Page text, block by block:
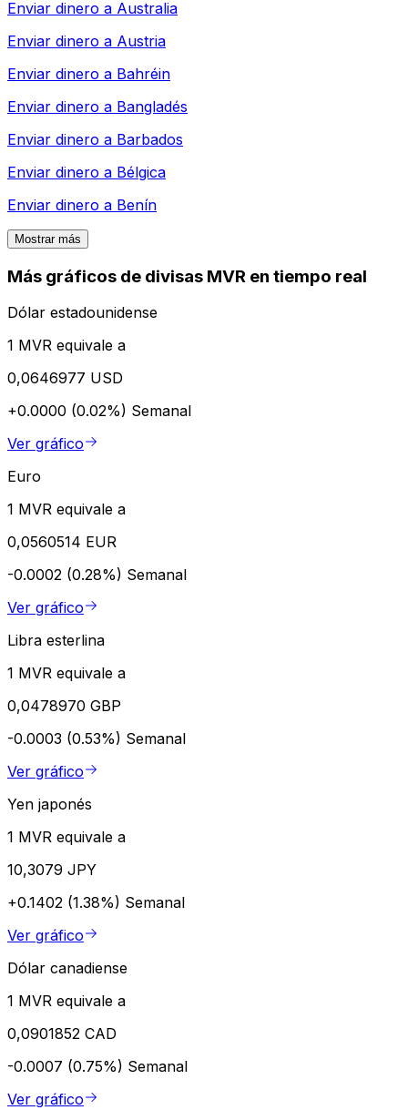
Enviar dinero a Australia
Enviar dinero a Austria
Enviar dinero a Bahréin
Enviar dinero a Bangladés
Enviar dinero a Barbados
Enviar dinero a Bélgica
Enviar dinero a Benín
Mostrar más
Más gráficos de divisas MVR en tiempo real
Dólar estadounidense
1 MVR equivale a
0,0646977 USD
+0.0000 (0.02%) Semanal
Ver gráfico
Euro
1 MVR equivale a
0,0560514 EUR
-0.0002 (0.28%) Semanal
Ver gráfico
Libra esterlina
1 MVR equivale a
0,0478970 GBP
-0.0003 (0.53%) Semanal
Ver gráfico
Yen japonés
1 MVR equivale a
10,3079 JPY
+0.1402 (1.38%) Semanal
Ver gráfico
Dólar canadiense
1 MVR equivale a
0,0901852 CAD
-0.0007 (0.75%) Semanal
Ver gráfico